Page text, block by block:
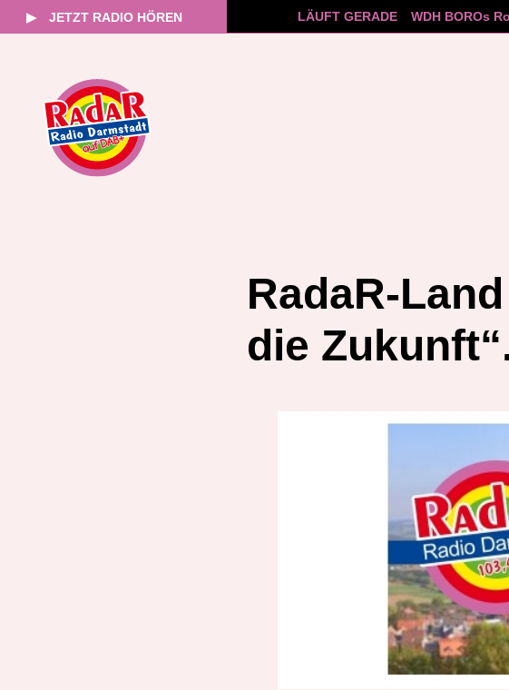
▶ JETZT RADIO HÖREN LÄUFT GERADE WDH BOROs
RadaR-
die